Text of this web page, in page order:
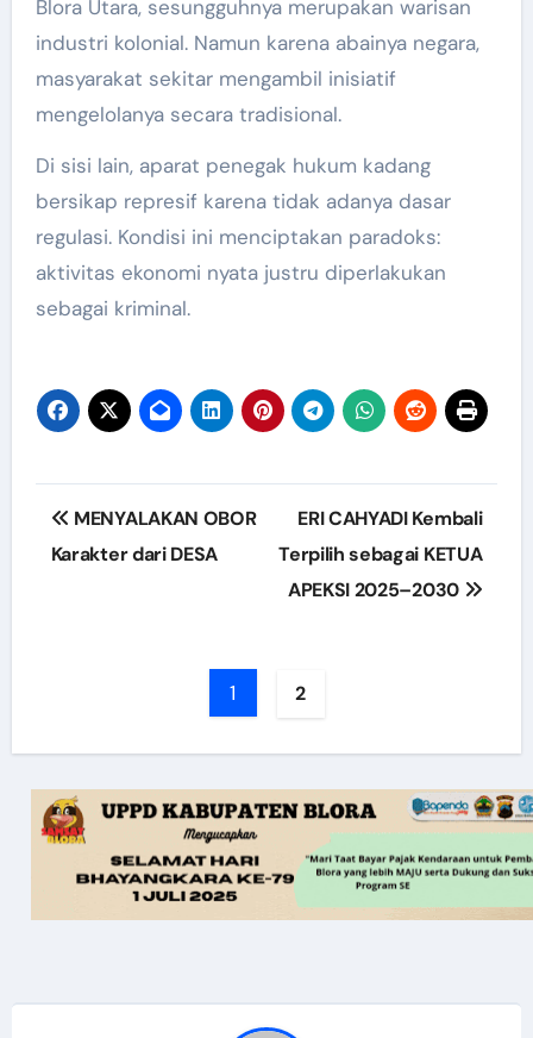
Blora Utara, sesungguhnya merupakan warisan
industri kolonial. Namun karena abainya negara,
masyarakat sekitar mengambil inisiatif
mengelolanya secara tradisional.
Di sisi lain, aparat penegak hukum kadang
bersikap represif karena tidak adanya dasar
regulasi. Kondisi ini menciptakan paradoks:
aktivitas ekonomi nyata justru diperlakukan
sebagai kriminal.
Post
navigation
MENYALAKAN OBOR
Karakter dari DESA
ERI CAHYADI Kembali
Terpilih sebagai KETUA
APEKSI 2025–2030
1 2